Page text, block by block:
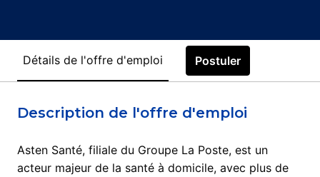
Détails de l'offre d'emploi Postuler
Description de l'offre d'emploi
Asten Santé, filiale du Groupe La Poste, est un
acteur majeur de la santé à domicile, avec plus de